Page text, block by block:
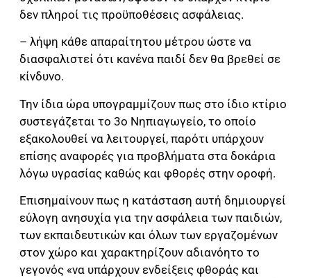
δεν πληροί τις προϋποθέσεις ασφάλειας.
– λήψη κάθε απαραίτητου μέτρου ώστε να
διασφαλιστεί ότι κανένα παιδί δεν θα βρεθεί σε
κίνδυνο.
Την ίδια ώρα υπογραμμίζουν πως στο ίδιο κτίριο
συστεγάζεται το 3ο Νηπιαγωγείο, το οποίο
εξακολουθεί να λειτουργεί, παρότι υπάρχουν
επίσης αναφορές για προβλήματα στα δοκάρια
λόγω υγρασίας καθώς και φθορές στην οροφή.
Επισημαίνουν πως η κατάσταση αυτή δημιουργεί
εύλογη ανησυχία για την ασφάλεια των παιδιών,
των εκπαιδευτικών και όλων των εργαζομένων
στον χώρο και χαρακτηρίζουν αδιανόητο το
γεγονός «να υπάρχουν ενδείξεις φθοράς και